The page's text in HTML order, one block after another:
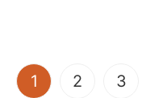
1 (current)
2 3